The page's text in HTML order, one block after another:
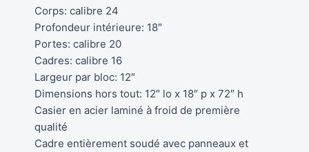
Corps: calibre 24
Profondeur intérieure: 18″
Portes: calibre 20
Cadres: calibre 16
Largeur par bloc: 12″
Dimensions hors tout: 12″ lo x 18″ p x 72″ h
Casier en acier laminé à froid de première
qualité
Cadre entièrement soudé avec panneaux et